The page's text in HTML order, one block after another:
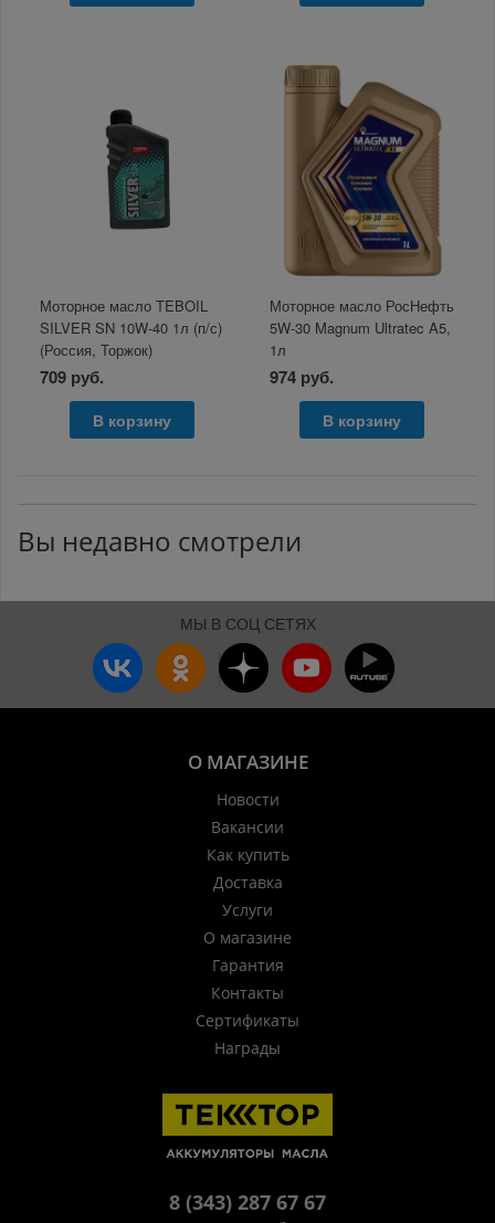
Моторное масло TEBOIL
SILVER SN 10W-40 1л (п/с)
(Россия, Торжок)
709 руб.
В корзину
Моторное масло РосНефть
5W-30 Magnum Ultratec A5,
1л
974 руб.
В корзину
Вы недавно смотрели
МЫ В СОЦ СЕТЯХ
О МАГАЗИНЕ
Новости
Вакансии
Как купить
Доставка
Услуги
О магазине
Гарантия
Контакты
Сертификаты
Награды
8 (343) 287 67 67